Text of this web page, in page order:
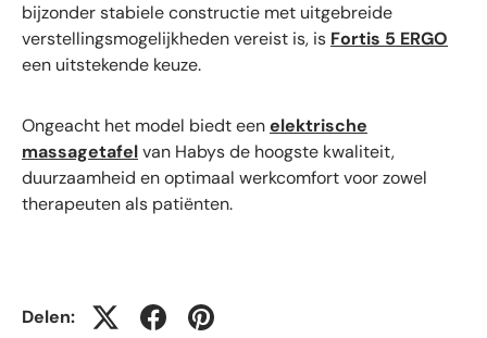
bijzonder stabiele constructie met uitgebreide
verstellingsmogelijkheden vereist is, is Fortis 5 ERGO
een uitstekende keuze.
Ongeacht het model biedt eenelektrische
massagetafelvan Habys de hoogste kwaliteit,
duurzaamheid en optimaal werkcomfort voor zowel
therapeuten als patiënten.
Delen: